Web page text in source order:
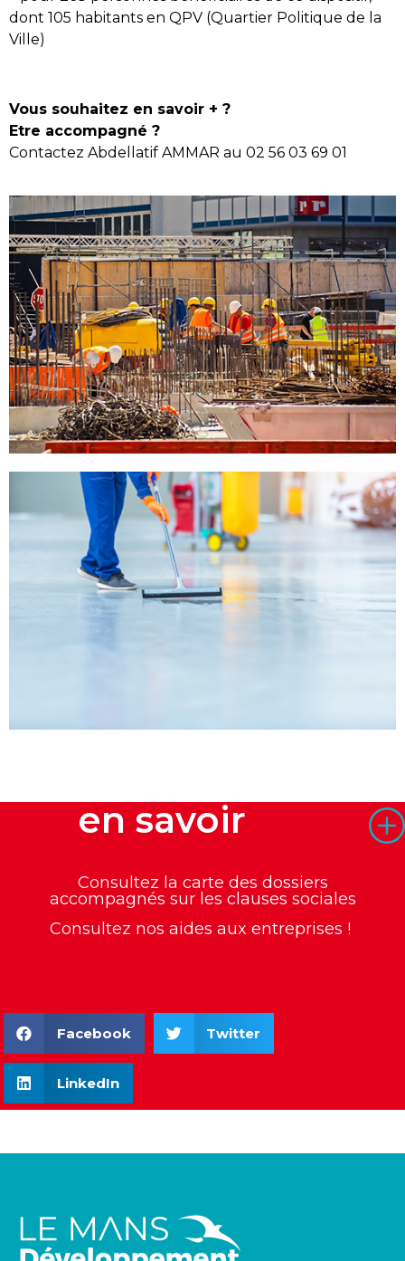
dont 105 habitants en QPV (Quartier Politique de la
Ville)
Vous souhaitez en savoir + ?
Etre accompagné ?
Contactez Abdellatif AMMAR au 02 56 03 69 01
Facebook Twitter
LinkedIn
en savoir
Consultez la carte des dossiers
accompagnés sur les clauses sociales
Consultez nos aides aux entreprises !